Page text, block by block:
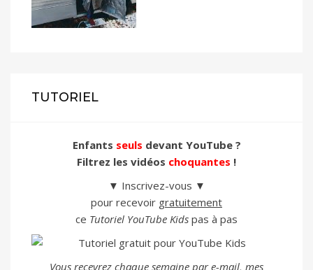
TUTORIEL
Enfants seuls devant YouTube ?
Filtrez les vidéos choquantes !
▼ Inscrivez-vous ▼
pour recevoir gratuitement
ce Tutoriel YouTube Kids pas à pas
Vous recevrez chaque semaine par e-mail, mes